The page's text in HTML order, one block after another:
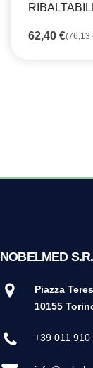
62,40 €(76,13
NOBELMED
Piazza
10155
+39 011 910